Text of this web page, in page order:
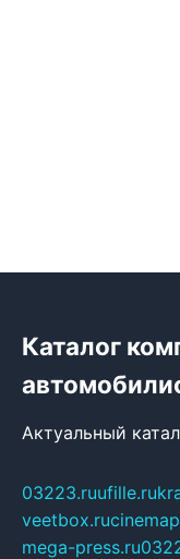
Каталог
Актуальный
03223.ruufille.ru
veetbox.ru
mega-press.ru